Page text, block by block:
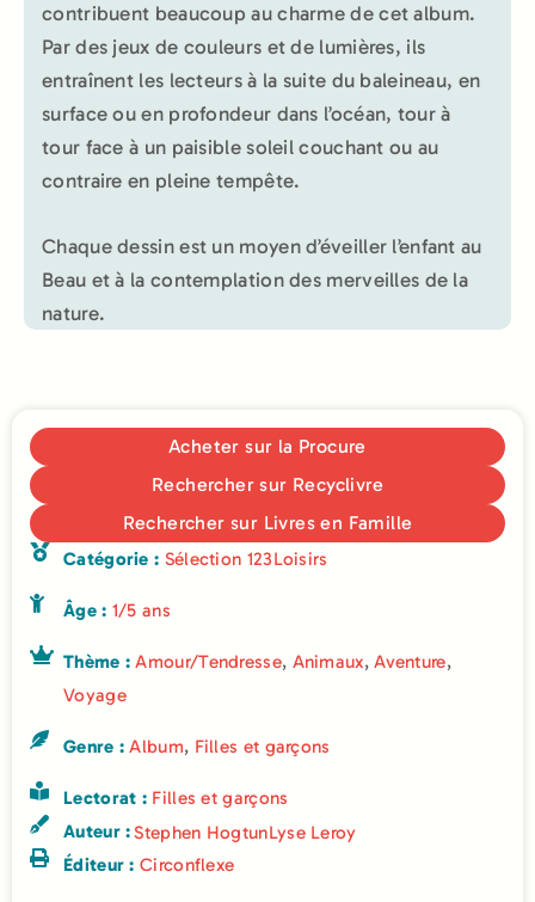
contribuent beaucoup au charme de cet album.
Par des jeux de couleurs et de lumières, ils
entraînent les lecteurs à la suite du baleineau, en
surface ou en profondeur dans l’océan, tour à
tour face à un paisible soleil couchant ou au
contraire en pleine tempête.
Chaque dessin est un moyen d’éveiller l’enfant au
Beau et à la contemplation des merveilles de la
nature.
Acheter sur la Procure
Rechercher sur Recyclivre
Rechercher sur Livres en Famille
Catégorie : Sélection 123Loisirs
Âge : 1/5 ans
Thème :Amour/Tendresse, Animaux,Aventure,
Voyage
Genre :Album, Filles et garçons
Lectorat : Filles et garçons
Auteur :Stephen HogtunLyse Leroy
Éditeur : Circonflexe